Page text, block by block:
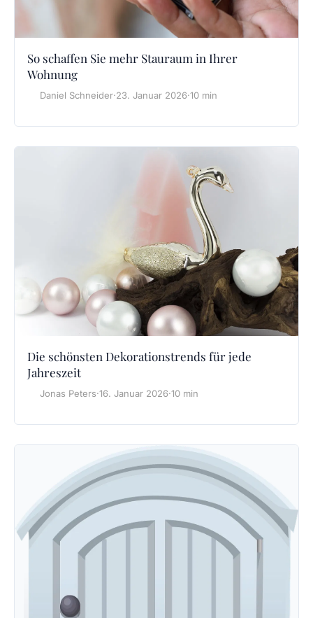
So schaffen Sie mehr Stauraum in Ihrer
Wohnung
Daniel Schneider·23. Januar 2026·10 min
Die schönsten Dekorationstrends für jede
Jahreszeit
Jonas Peters·16. Januar 2026·10 min